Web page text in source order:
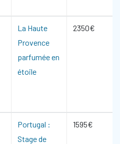
La Haute
Provence
parfumée en
étoile
2350€
Portugal :
Stage de
1595€